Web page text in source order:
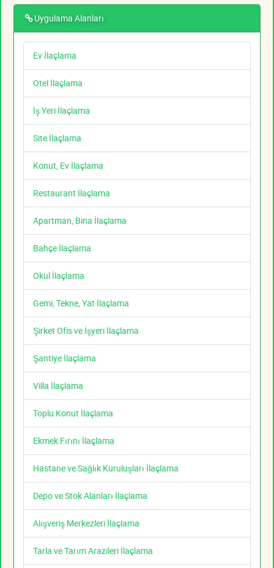
Uygulama Alanları
Ev İlaçlama
Otel İlaçlama
İş Yeri İlaçlama
Site İlaçlama
Konut, Ev İlaçlama
Restaurant İlaçlama
Apartman, Bina İlaçlama
Bahçe İlaçlama
Okul İlaçlama
Gemi, Tekne, Yat İlaçlama
Şirket Ofis ve İşyeri İlaçlama
Şantiye İlaçlama
Villa İlaçlama
Toplu Konut İlaçlama
Ekmek Fırını İlaçlama
Hastane ve Sağlık Kuruluşları İlaçlama
Depo ve Stok Alanları İlaçlama
Alışveriş Merkezleri İlaçlama
Tarla ve Tarım Arazileri İlaçlama